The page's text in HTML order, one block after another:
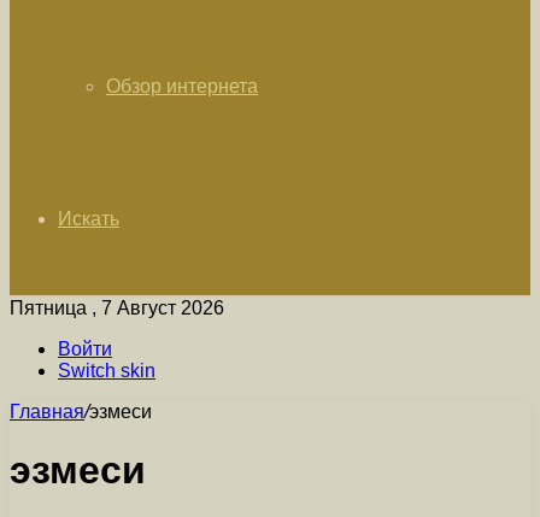
Обзор интернета
Искать
Пятница , 7 Август 2026
Войти
Switch skin
Главная/эзмеси
эзмеси